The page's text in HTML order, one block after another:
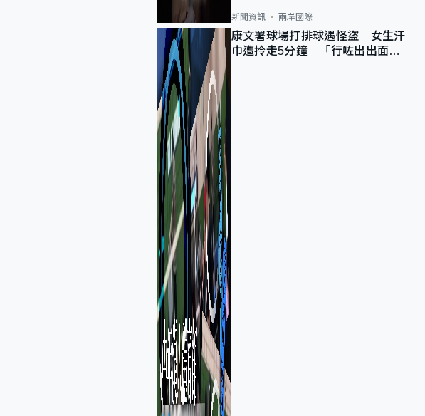
新聞資訊 兩岸國際
康文署球場打排球遇怪盜 女生汗
巾遭拎走5分鐘 「行咗出出面唔